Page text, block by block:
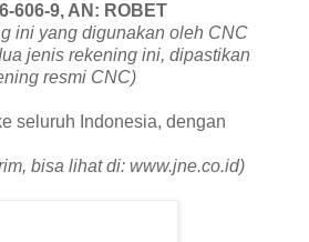
606-9, AN: ROBET
ini yang digunakan oleh CNC
jenis rekening ini, dipastikan
resmi CNC)
seluruh Indonesia, dengan
bisa lihat di: www.jne.co.id)